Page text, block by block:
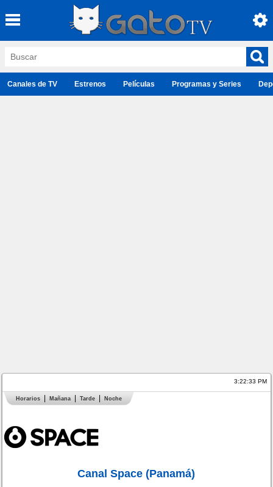
Canales de TV Estrenos Películas Programas y Series
3:22:33 PM
Horarios Mañana Tarde Noche
Canal Space (Panamá)